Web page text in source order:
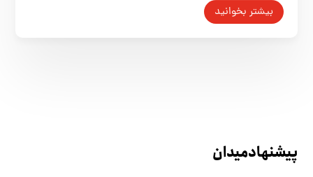
بیشتر بخوانید
پیشنهاد میدان